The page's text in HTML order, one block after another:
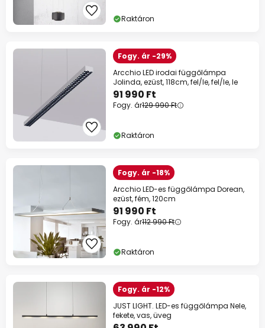
Raktáron
Fogy. ár -29%
Arcchio LED irodai függőlámpa
Jolinda, ezüst, 118cm, fel/le, fel/le, le
91 990 Ft
Fogy. ár129 990 Ft
Raktáron
Fogy. ár -18%
Arcchio LED-es függőlámpa Dorean,
ezüst, fém, 120cm
91 990 Ft
Fogy. ár112 990 Ft
Raktáron
Fogy. ár -12%
JUST LIGHT. LED-es függőlámpa Nele,
fekete, vas, üveg